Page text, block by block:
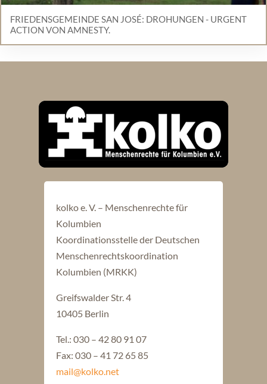
FRIEDENSGEMEINDE SAN JOSÉ: DROHUNGEN - URGENT
ACTION VON AMNESTY.
kolko e. V. – Menschenrechte für
Kolumbien
Koordinationsstelle der Deutschen
Menschenrechtskoordination
Kolumbien (MRKK)
Greifswalder Str. 4
10405 Berlin
Tel.: 030 – 42 80 91 07
Fax: 030 – 41 72 65 85
mail@kolko.net